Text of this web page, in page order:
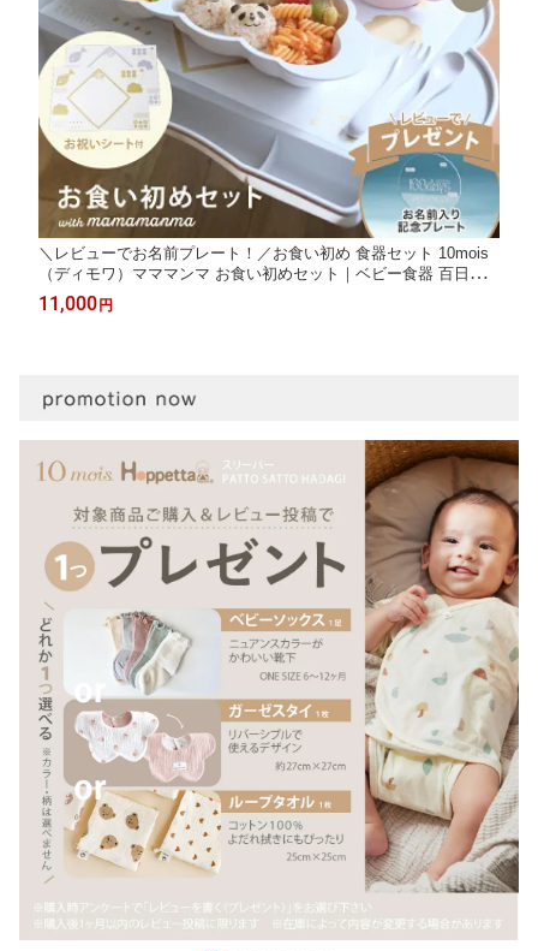
＼レビューでお名前プレート！／お食い初め 食器セット 10mois
（ディモワ）マママンマ お食い初めセット｜ベビー食器 百日祝
mamamanma グランデ シリコンマット 離乳食 ベビー食器 お食
事グッズ 出産祝い のし掛け ギフトボックス 日本製 プレゼント
11,000 円